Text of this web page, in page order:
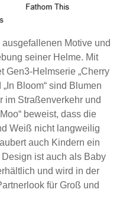
Motive und
seiner Helme. Mit
Gen3-Helmserie „Cherry
„In Bloom“ sind Blumen
im Straßenverkehr und
beweist, dass die
Weiß nicht langweilig
auch Kindern ein
ist auch als Baby
und wird in der
für Groß und